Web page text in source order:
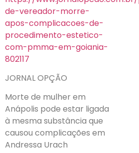
de-vereador-morre-
apos-complicacoes-de-
procedimento-estetico-
com-pmma-em-goiania-
802117
JORNAL OPÇÃO
Morte de mulher em
Anápolis pode estar ligada
à mesma substância que
causou complicações em
Andressa Urach